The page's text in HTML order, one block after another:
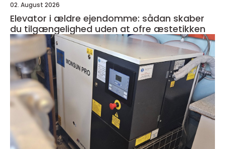
02. August 2026
Elevator i ældre ejendomme: sådan skaber
du tilgængelighed uden at ofre æstetikken